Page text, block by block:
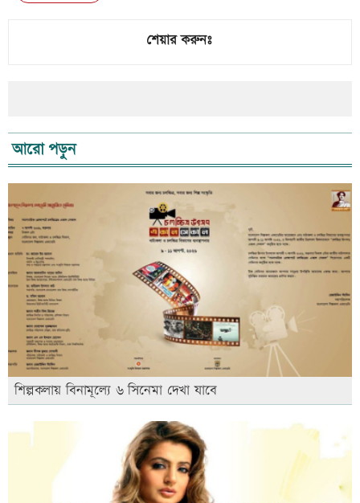
শেয়ার করুনঃ
আরো পড়ুন
শিল্পকলায় বিনামূল্যে ৬ সিনেমা দেখা যাবে